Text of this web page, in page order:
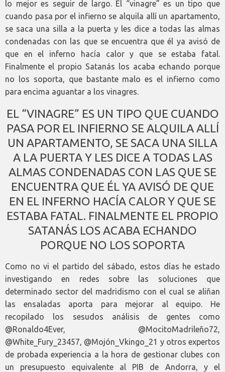
lo mejor es seguir de largo. El “vinagre” es un tipo que
cuando pasa por el infierno se alquila allí un apartamento,
se saca una silla a la puerta y les dice a todas las almas
condenadas con las que se encuentra que él ya avisó de
que en el inferno hacía calor y que se estaba fatal.
Finalmente el propio Satanás los acaba echando porque
no los soporta, que bastante malo es el infierno como
para encima aguantar a los vinagres.
EL “VINAGRE” ES UN TIPO QUE CUANDO
PASA POR EL INFIERNO SE ALQUILA ALLÍ
UN APARTAMENTO, SE SACA UNA SILLA
A LA PUERTA Y LES DICE A TODAS LAS
ALMAS CONDENADAS CON LAS QUE SE
ENCUENTRA QUE ÉL YA AVISÓ DE QUE
EN EL INFERNO HACÍA CALOR Y QUE SE
ESTABA FATAL. FINALMENTE EL PROPIO
SATANÁS LOS ACABA ECHANDO
PORQUE NO LOS SOPORTA
Como no vi el partido del sábado, estos días he estado
investigando en redes sobre las soluciones que
determinado sector del madridismo con el cual se aliñan
las ensaladas aporta para mejorar al equipo. He
recopilado los sesudos análisis de gentes como
@Ronaldo4Ever, @MocitoMadrileño72,
@White_Fury_23457, @Mojón_Vkingo_21 y otros expertos
de probada experiencia a la hora de gestionar clubes con
un presupuesto equivalente al PIB de Andorra, y el